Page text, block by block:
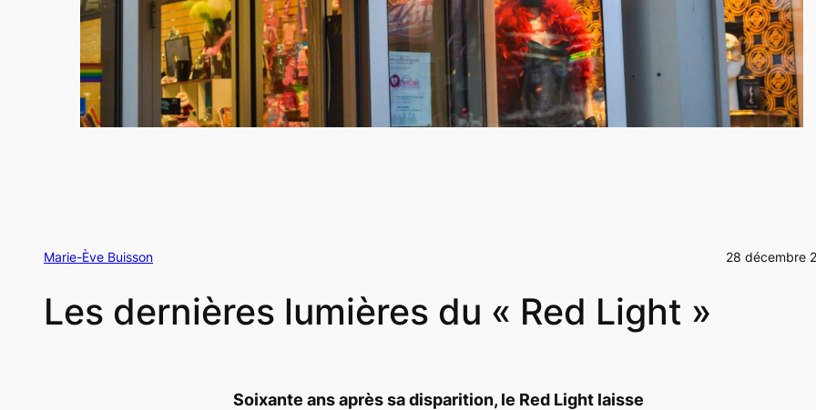
Marie-Ève Buisson 28 décembre
Les dernières lumières du « Red Light »
Soixante ans après sa disparition, le Red Light laisse